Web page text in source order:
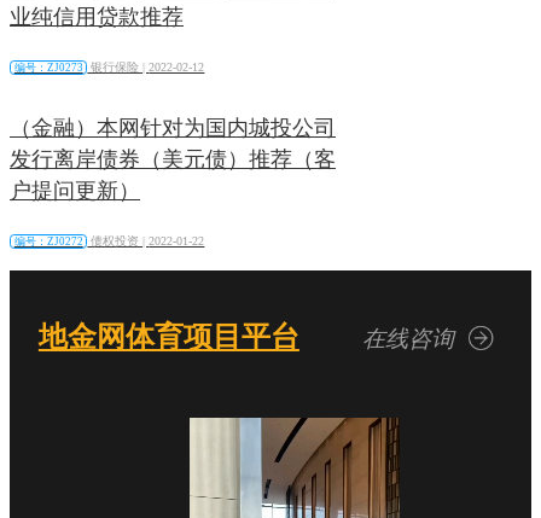
业纯信用贷款推荐
编号：ZJ0273 银行保险 |2022-02-12
（金融）本网针对为国内城投公司
发行离岸债券（美元债）推荐（客
户提问更新）
编号：ZJ0272 债权投资 |2022-01-22
地金网体育项目平台 在线咨询